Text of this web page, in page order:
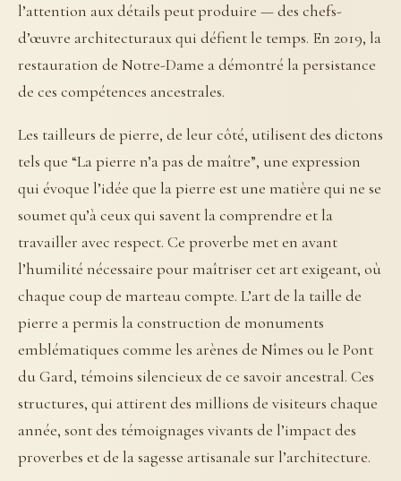
l’attention aux détails peut produire — des chefs-
d’œuvre architecturaux qui défient le temps. En 2019, la
restauration de Notre-Dame a démontré la persistance
de ces compétences ancestrales.
Les tailleurs de pierre, de leur côté, utilisent des dictons
tels que “La pierre n’a pas de maître”, une expression
qui évoque l’idée que la pierre est une matière qui ne se
soumet qu’à ceux qui savent la comprendre et la
travailler avec respect. Ce proverbe met en avant
l’humilité nécessaire pour maîtriser cet art exigeant, où
chaque coup de marteau compte. L’art de la taille de
pierre a permis la construction de monuments
emblématiques comme les arènes de Nîmes ou le Pont
du Gard, témoins silencieux de ce savoir ancestral. Ces
structures, qui attirent des millions de visiteurs chaque
année, sont des témoignages vivants de l’impact des
proverbes et de la sagesse artisanale sur l’architecture.